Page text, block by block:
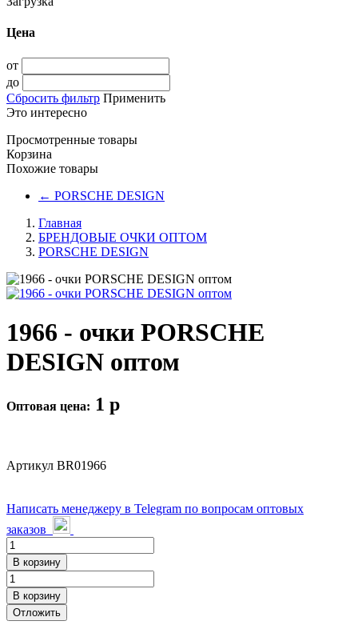
Цена
от
до
Сбросить фильтр Применить
Это интересно
Просмотренные товары
Корзина
Похожие товары
← PORSCHE DESIGN
Главная
БРЕНДОВЫЕ ОЧКИ ОПТОМ
PORSCHE DESIGN
1966 - очки PORSCHE
DESIGN оптом
Оптовая цена: 1 p
Артикул BR01966
Написать менеджеру в Telegram по вопросам оптовых
заказов
В корзину
В корзину
Отложить